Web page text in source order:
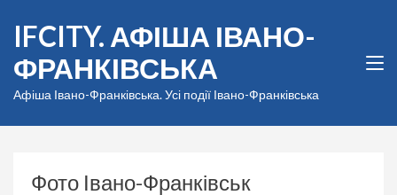
вмісту
(натисніть
Enter)
IFCITY. АФІША ІВАНО-
ФРАНКІВСЬКА
Афіша Івано-Франківська. Усі події Івано-Франківська
Фото Івано-Франківськ